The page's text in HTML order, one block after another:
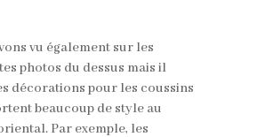
vu également sur les
photos du dessus mais il
décorations pour les coussins
beaucoup de style au
Par exemple, les